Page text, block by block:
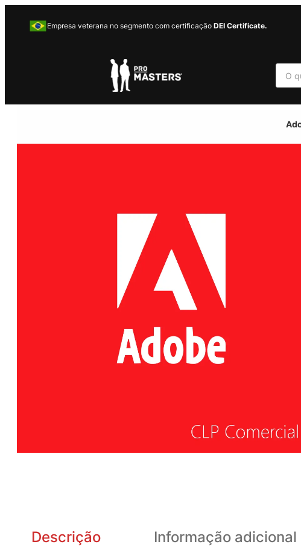
Empresa veterana no segmento com certificação DEI Certificate.
P
s
u
r
Descrição Informação adicional